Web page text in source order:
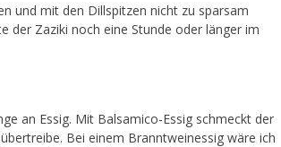
und mit den Dillspitzen nicht zu sparsam
der Zaziki noch eine Stunde oder länger im
an Essig. Mit Balsamico-Essig schmeckt der
Bei einem Branntweinessig wäre ich